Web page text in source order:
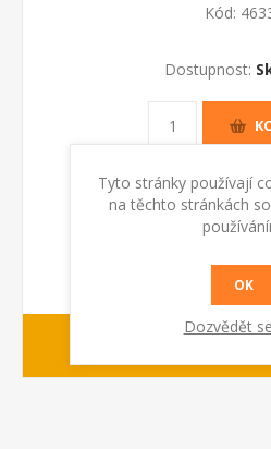
Kód:
Dostupnost:
Tyto stránky používají
na těchto stránkách
OK
Dozvědět